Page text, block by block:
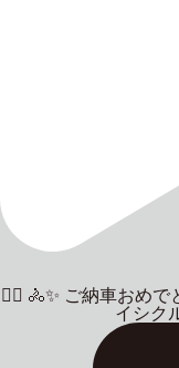
🚴‍♂️ 🚴✨ ご納車おめ
イシク